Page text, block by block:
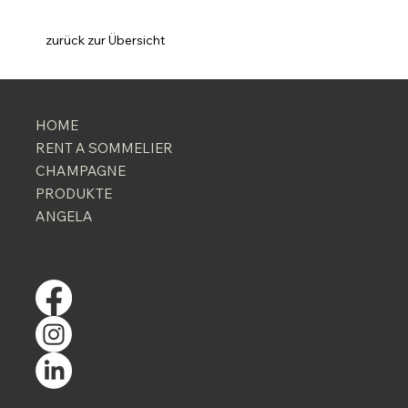
zurück zur Übersicht
HOME
RENT A SOMMELIER
CHAMPAGNE
PRODUKTE
ANGELA